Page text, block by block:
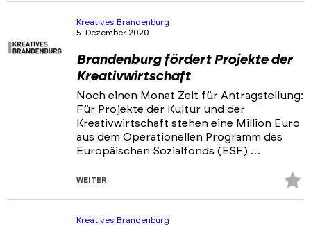
Kreatives Brandenburg
5. Dezember 2020
Brandenburg fördert Projekte der
Kreativwirtschaft
Noch einen Monat Zeit für Antragstellung:
Für Projekte der Kultur und der
Kreativwirtschaft stehen eine Million Euro
aus dem Operationellen Programm des
Europäischen Sozialfonds (ESF) …
WEITER
Kreatives Brandenburg